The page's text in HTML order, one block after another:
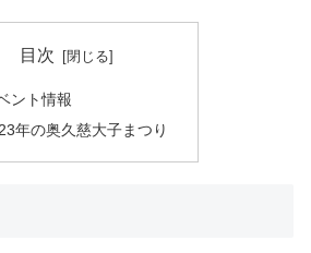
目次
ント情報
年の奥久慈大子まつり